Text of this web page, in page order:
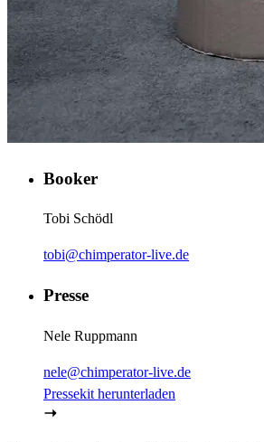
Booker
Tobi Schödl
tobi@chimperator-live.de
Presse
Nele Ruppmann
nele@chimperator-live.de
Pressekit herunterladen